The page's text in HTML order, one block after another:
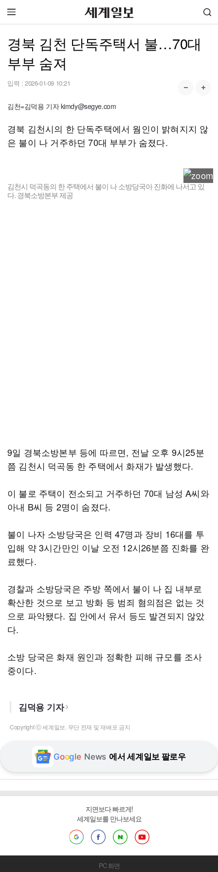
경북 김천 단독주택서 불…70대
부부 숨져
입력 : 2026-01-09 10:21
김천=김덕용 기자 kimdy@segye.com
경북 김천시의 한 단독주택에서 웜인이 밝혀지지 않
은 불이 나 거주하던 70대 부부가 숨졌다.
김천시 덕곡동의 한 주택에서 불이 나 소방당국아 진화에 나서고 있
다. 경북소방본부 제공
9일 경북소방본부 등에 따르면, 전날 오후 9시25분
쯤 김천시 덕곡동 한 주택에서 화재가 발생했다.
이 불로 주택이 전소되고 거주하던 70대 남성 A씨와
아내 B씨 등 2명이 숨졌다.
불이 나자 소방당국은 인력 47명과 장비 16대를 투
입해 약 3시간만인 이날 오전 12시26분쯤 진화를 완
료했다.
경찰과 소방당국은 주방 쪽에서 불이 나 집 내부로
확산한 것으로 보고 방화 등 범죄 혐의점은 없는 것
으로 파악됐다. 집 안에서 유서 등도 발견되지 않았
다.
소방 당국은 화재 원인과 정확한 피해 규모를 조사
중이다.
김덕용 기자
Copyright ⓒ 세계일보. 무단 전재 및 재배포 금지
Google News 에서 세계일보 팔로우
지면보다 빠르게!
세계일보를 만나보세요
PC 화면